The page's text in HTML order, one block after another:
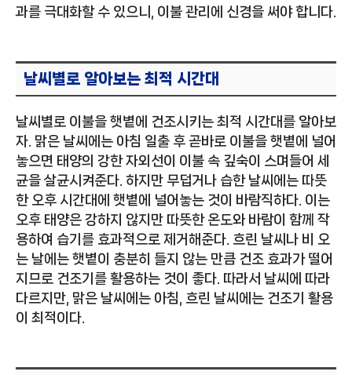
과를 극대화할 수 있으니, 이불 관리에 신경을 써야 합니다.
날씨별로 알아보는 최적 시간대
날씨별로 이불을 햇볕에 건조시키는 최적 시간대를 알아보
자. 맑은 날씨에는 아침 일출 후 곧바로 이불을 햇볕에 널어
놓으면 태양의 강한 자외선이 이불 속 깊숙이 스며들어 세
균을 살균시켜준다. 하지만 무덥거나 습한 날씨에는 따뜻
한 오후 시간대에 햇볕에 널어놓는 것이 바람직하다. 이는
오후 태양은 강하지 않지만 따뜻한 온도와 바람이 함께 작
용하여 습기를 효과적으로 제거해준다. 흐린 날씨나 비 오
는 날에는 햇볕이 충분히 들지 않는 만큼 건조 효과가 떨어
지므로 건조기를 활용하는 것이 좋다. 따라서 날씨에 따라
다르지만, 맑은 날씨에는 아침, 흐린 날씨에는 건조기 활용
이 최적이다.